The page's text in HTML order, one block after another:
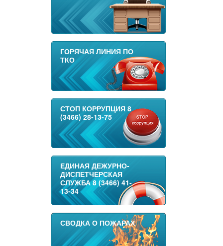
ГОРЯЧАЯ ЛИНИЯ ПО
ТКО
СТОП КОРРУПЦИЯ 8
(3466) 28-13-75
ЕДИНАЯ ДЕЖУРНО-
ДИСПЕТЧЕРСКАЯ
СЛУЖБА 8 (3466) 41-
13-34
СВОДКА О ПОЖАРАХ